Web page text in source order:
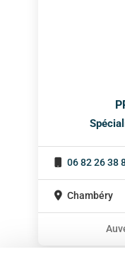
06 82 26 38
Chambéry